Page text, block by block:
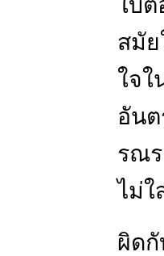
ใบ
สมั
ใจใ
อัน
รณร
ไม่ใ
ผิด